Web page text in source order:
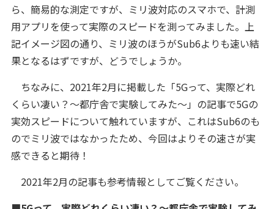
ら、簡易的な測定ですが、ミリ波対応のスマホで、計測
用アプリを使って実際のスピードを測ってみました。上
記イメージ図の通り、ミリ波のほうがSub6よりも速い結
果となるはずですが、どうでしょうか。
ちなみに、2021年2月に掲載した「5Gって、実際どれ
くらい凄い？～都庁舎で実験してみた～」の記事で5Gの
実効スピードについて触れていますが、これはSub6のも
のでミリ波ではなかったため、今回はよりその速さが実
感できると期待！
2021年2月の記事も参考情報としてご覧ください。